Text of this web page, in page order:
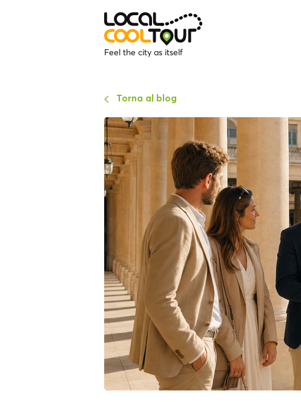
Feel the city as itself
Torna al blog